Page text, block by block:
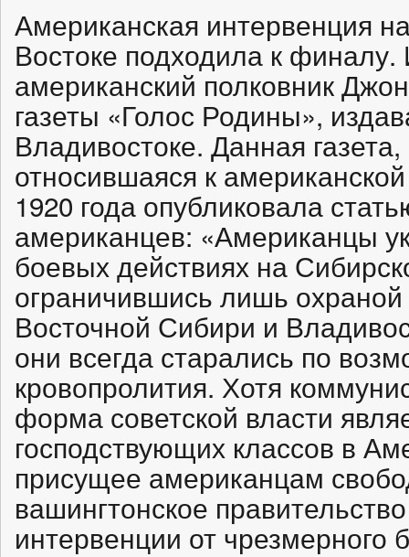
Американская интервенция
Востоке подходила к финалу.
американский полковник
газеты «Голос Родины»,
Владивостоке. Данная
относившаяся к
1920 года опубликовала
американцев: «Американцы
боевых действиях на
ограничившись лишь
Восточной Сибири и
они всегда старались по
кровопролития. Хотя
форма советской власти
господствующих классов в
присущее американцам
вашингтонское
интервенции от чрезмерного